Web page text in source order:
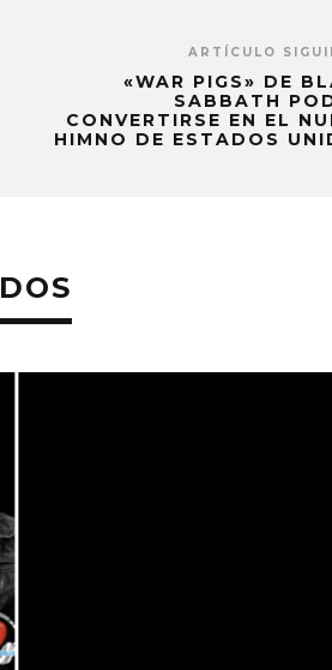
ARTÍCULO
«WAR PIGS» DE
SABBATH
CONVERTIRSE EN EL
HIMNO DE ESTADOS